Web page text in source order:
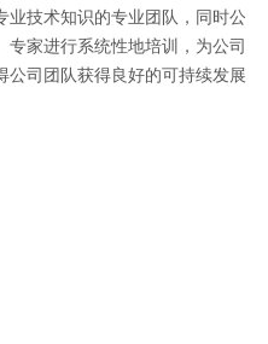
业技术知识的专业团队，同时公
家进行系统性地培训，为公司
司团队获得良好的可持续发展